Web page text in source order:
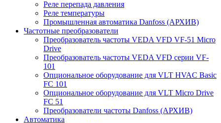
Реле перепада давления
Реле температуры
Промышленная автоматика Danfoss (АРХИВ)
Частотные преобразователи
Преобразователь частоты VEDA VFD VF-51 Micro
Drive
Преобразователь частоты VEDA VFD серии VF-
101
Опциональное оборудование для VLT HVAC Basic
FC 101
Опциональное оборудование для VLT Micro Drive
FC 51
Преобразователи частоты Danfoss (АРХИВ)
Автоматика